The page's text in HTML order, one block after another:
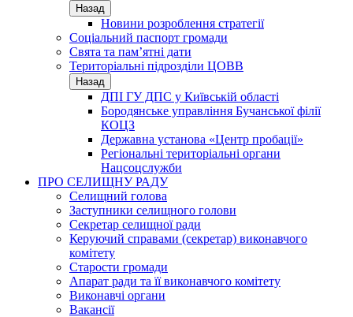
Назад
Новини розроблення стратегії
Соціальний паспорт громади
Свята та пам’ятні дати
Територіальні підрозділи ЦОВВ
Назад
ДПІ ГУ ДПС у Київській області
Бородянське управління Бучанської філії
КОЦЗ
Державна установа «Центр пробації»
Регіональні територіальні органи
Нацсоцслужби
ПРО СЕЛИЩНУ РАДУ
Селищний голова
Заступники селищного голови
Секретар селищної ради
Керуючий справами (секретар) виконавчого
комітету
Старости громади
Апарат ради та її виконавчого комітету
Виконавчі органи
Вакансії